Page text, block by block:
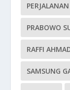
PRABOWO
RAFFI
SAMSUNG